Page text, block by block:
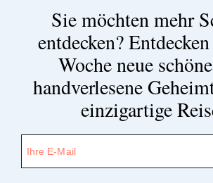
Sie möchten mehr
entdecken?
Woche neue
handverlesene
einzigartige